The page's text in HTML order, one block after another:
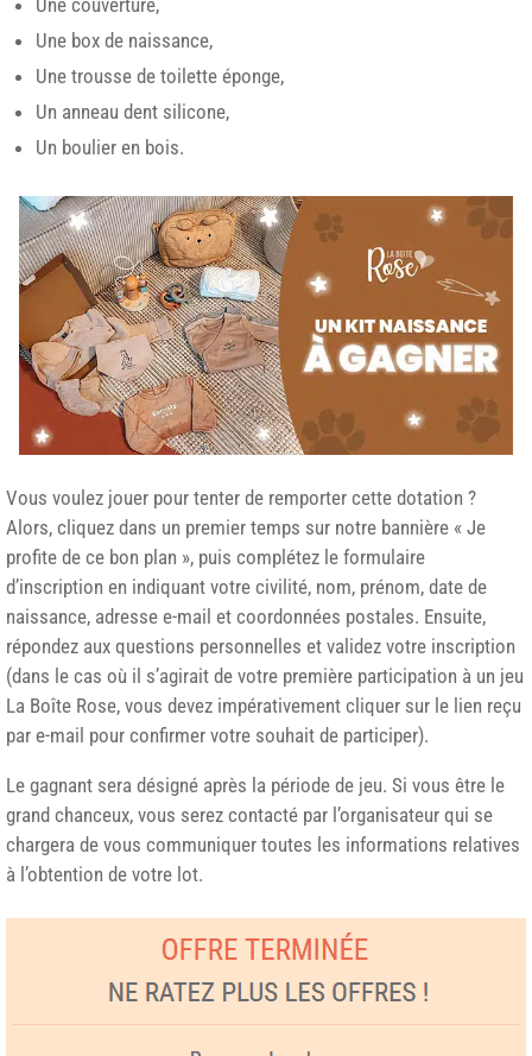
Une couverture,
Une box de naissance,
Une trousse de toilette éponge,
Un anneau dent silicone,
Un boulier en bois.
Vous voulez jouer pour tenter de remporter cette dotation ?
Alors, cliquez dans un premier temps sur notre bannière « Je
profite de ce bon plan », puis complétez le formulaire
d’inscription en indiquant votre civilité, nom, prénom, date de
naissance, adresse e-mail et coordonnées postales. Ensuite,
répondez aux questions personnelles et validez votre inscription
(dans le cas où il s’agirait de votre première participation à un jeu
La Boîte Rose, vous devez impérativement cliquer sur le lien reçu
par e-mail pour confirmer votre souhait de participer).
Le gagnant sera désigné après la période de jeu. Si vous être le
grand chanceux, vous serez contacté par l’organisateur qui se
chargera de vous communiquer toutes les informations relatives
à l’obtention de votre lot.